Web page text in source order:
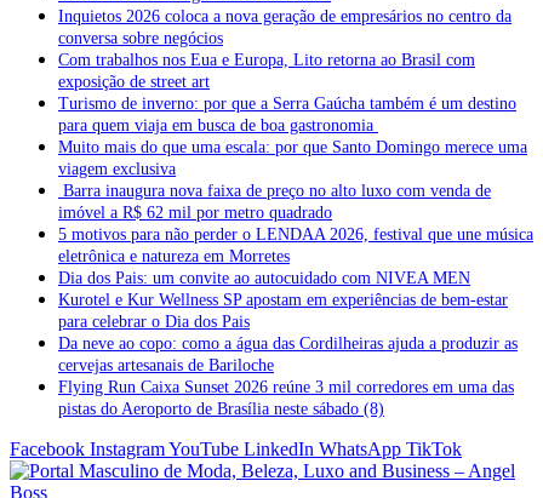
Inquietos 2026 coloca a nova geração de empresários no centro da
conversa sobre negócios
Com trabalhos nos Eua e Europa, Lito retorna ao Brasil com
exposição de street art
Turismo de inverno: por que a Serra Gaúcha também é um destino
para quem viaja em busca de boa gastronomia
Muito mais do que uma escala: por que Santo Domingo merece uma
viagem exclusiva
Barra inaugura nova faixa de preço no alto luxo com venda de
imóvel a R$ 62 mil por metro quadrado
5 motivos para não perder o LENDAA 2026, festival que une música
eletrônica e natureza em Morretes
Dia dos Pais: um convite ao autocuidado com NIVEA MEN
Kurotel e Kur Wellness SP apostam em experiências de bem-estar
para celebrar o Dia dos Pais
Da neve ao copo: como a água das Cordilheiras ajuda a produzir as
cervejas artesanais de Bariloche
Flying Run Caixa Sunset 2026 reúne 3 mil corredores em uma das
pistas do Aeroporto de Brasília neste sábado (8)
Facebook InstagramYouTube LinkedIn WhatsApp TikTok